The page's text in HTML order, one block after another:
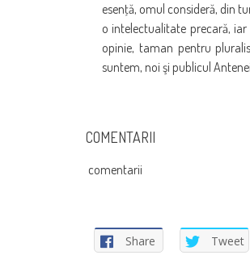
esenţă, omul consideră, din
o intelectualitate precară,
opinie, taman pentru
suntem, noi şi publicul
COMENTARII
comentarii
Share Tweet